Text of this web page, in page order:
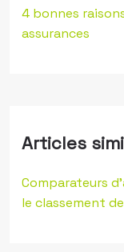
4 bonnes
assurances
Articles
Comparateurs
le classement